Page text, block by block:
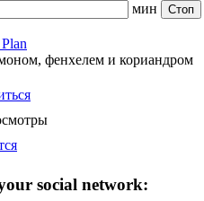
мин Стоп
social network: